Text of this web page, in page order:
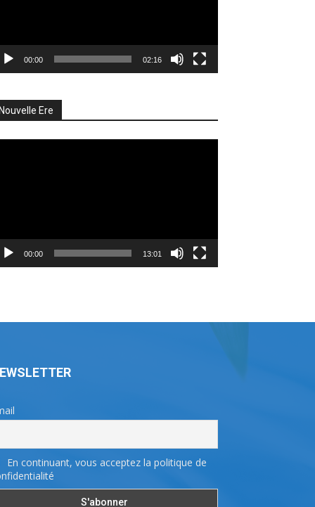
00:00 02:16
Nouvelle Ere
00:00 13:01
En continuant, vous acceptez la politique de